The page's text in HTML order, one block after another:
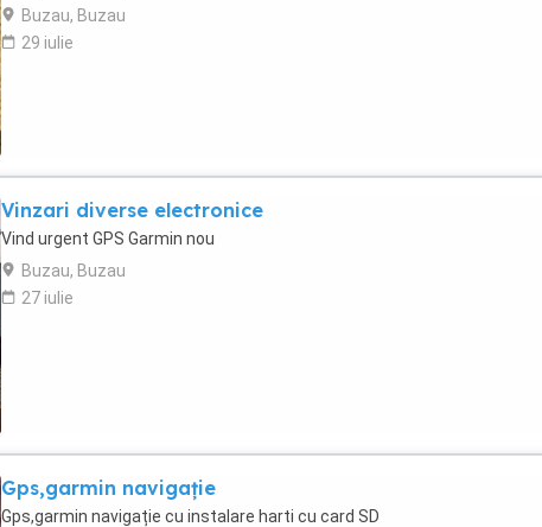
Buzau, Buzau
29 iulie
Vinzari diverse electronice
Vind urgent GPS Garmin nou
Buzau, Buzau
27 iulie
Gps,garmin navigație
Gps,garmin navigație cu instalare harti cu card SD